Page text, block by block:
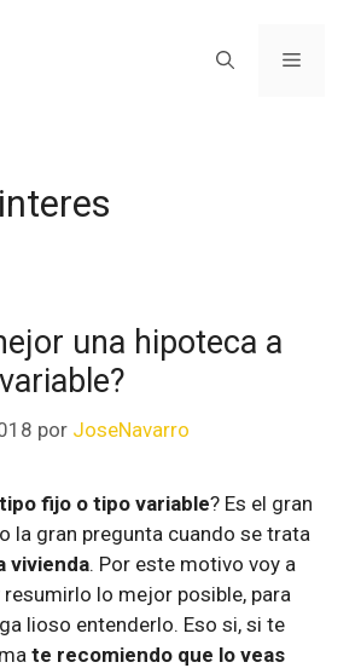
una hipoteca a
por JoseNavarro
fijo o tipo variable? Es el gran
la gran pregunta cuando se trata
vivienda. Por este motivo voy a
lo mejor posible, para
lioso entenderlo. Eso si, si te
te recomiendo que lo veas